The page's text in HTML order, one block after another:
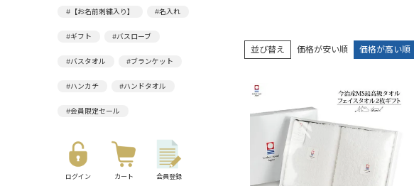
#【お名前刺繍入り】 #名入れ
#ギフト #バスローブ
#バスタオル #ブランケット
#ハンカチ #ハンドタオル
#会員限定セール
ログイン カート 会員登録
並び替え 価格が安い順 価格が高い順